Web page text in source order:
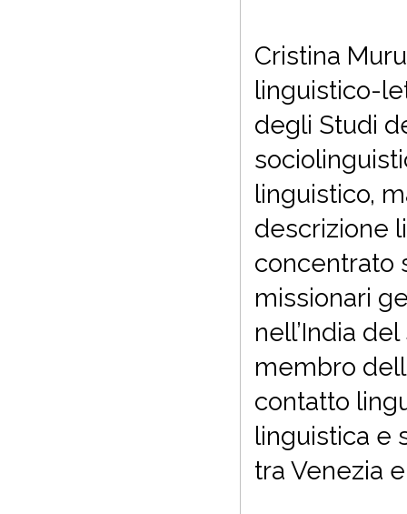
Cristina
linguistico-
degli Studi
linguistico,
descrizione
concentrato
missionari
nell’India
membro
contatto
linguistica e
tra Venezia